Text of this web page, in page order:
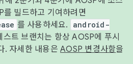
빌드하고 기여하려면
를 사용하세요.
android-
스트 브랜치는 항상 AOSP에 푸시
. 자세한 내용은 AOSP 변경사항을